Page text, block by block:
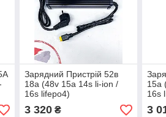
Зарядний Пристрій 52в
18a (48v 15a 14s li-ion /
16s lifepo4)
3 320₴
15a
16s
3